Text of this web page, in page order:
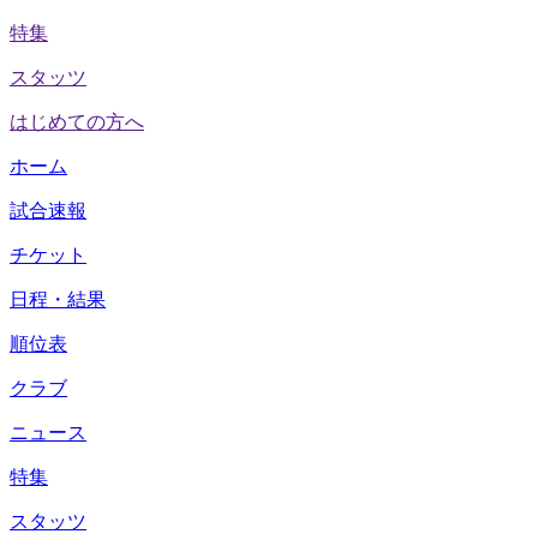
特集
スタッツ
はじめての方へ
ホーム
試合速報
チケット
日程・結果
順位表
クラブ
ニュース
特集
スタッツ